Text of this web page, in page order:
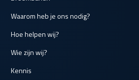
Waarom heb je ons nodig?
Hoe helpen wij?
Wie zijn wij?
Kennis